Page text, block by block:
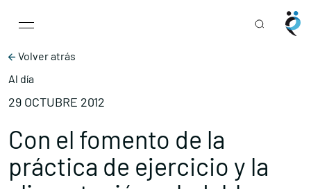
Main Navigation
Volver atrás
Al día
29 OCTUBRE 2012
Con el fomento de la
práctica de ejercicio y la